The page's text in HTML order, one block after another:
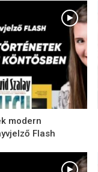
modern
Flash